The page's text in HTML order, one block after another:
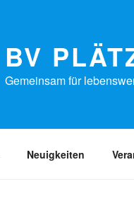
BV
Gemeinsam für
Neuigkeiten